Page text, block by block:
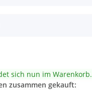
sich nun im Warenkorb.
zusammen gekauft: